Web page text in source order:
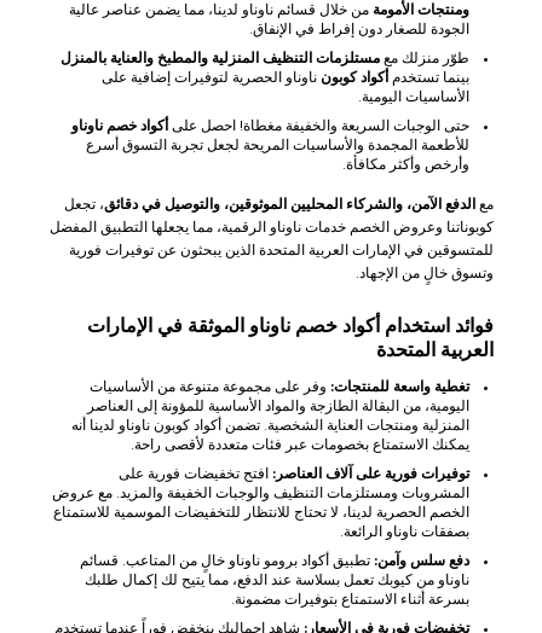
ومنتجات الأمومة من خلال قسائم ناوناو لدينا، مما يضمن عناصر عالية
الجودة للصغار دون إفراط في الإنفاق.
طوّر منزلك مع مستلزمات التنظيف المنزلية والمطبخ والعناية بالمنزل
بينما تستخدم أكواد كوبون ناوناو الحصرية لتوفيرات إضافية على
الأساسيات اليومية.
حتى الوجبات السريعة والخفيفة مغطاة! احصل على أكواد خصم ناوناو
للأطعمة المجمدة والأساسيات المريحة لجعل تجربة التسوق أسرع
وأرخص وأكثر مكافأة.
مع الدفع الآمن، والشركاء المحليين الموثوقين، والتوصيل في دقائق، تجعل
كوبوناتنا وعروض الخصم خدمات ناوناو الرقمية، مما يجعلها التطبيق المفضل
للمتسوقين في الإمارات العربية المتحدة الذين يبحثون عن توفيرات فورية
وتسوق خالٍ من الإجهاد.
فوائد استخدام أكواد خصم ناوناو الموثقة في الإمارات
العربية المتحدة
تغطية واسعة للمنتجات: وفر على مجموعة متنوعة من الأساسيات
اليومية، من البقالة الطازجة والمواد الأساسية للمؤونة إلى العناصر
المنزلية ومنتجات العناية الشخصية. تضمن أكواد كوبون ناوناو لدينا أنه
يمكنك الاستمتاع بخصومات عبر فئات متعددة لأقصى راحة.
توفيرات فورية على آلاف العناصر: افتح تخفيضات فورية على
المشروبات ومستلزمات التنظيف والوجبات الخفيفة والمزيد. مع عروض
الخصم الحصرية لدينا، لا تحتاج للانتظار للتخفيضات الموسمية للاستمتاع
بصفقات ناوناو الرائعة.
دفع سلس وآمن: تطبيق أكواد برومو ناوناو خالٍ من المتاعب. قسائم
ناوناو من كيوبك تعمل بسلاسة عند الدفع، مما يتيح لك إكمال طلبك
بسرعة أثناء الاستمتاع بتوفيرات مضمونة.
تخفيضات فورية في الأسعار: شاهد إجماليك ينخفض فوراً عندما تستخدم